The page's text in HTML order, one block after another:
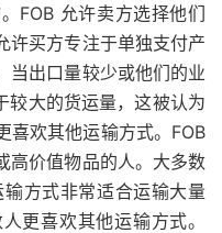
FOB 允许卖方选择他们
许买方专注于单独支付产
当出口量较少或他们的业
较大的货运量，这被认为
喜欢其他运输方式。FOB
高价值物品的人。大多数
方式非常适合运输大量
更喜欢其他运输方式。